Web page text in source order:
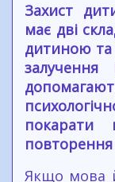
Захист
має дві
дитиною та
залучення
Якщо мова